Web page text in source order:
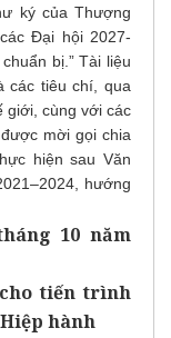
ký của Thượng
Đại hội 2027-
bị.” Tài liệu
các tiêu chí, qua
giới, cùng với các
mời gọi chia
hiện sau Văn
hướng
10 năm
tiến trình
hành